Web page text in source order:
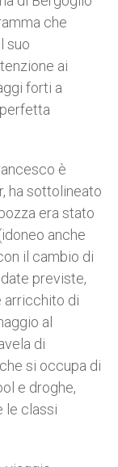
che
suo
ai
forti a
è
ha sottolineato
era stato
anche
il cambio di
previste,
arricchito di
al
di
si occupa di
e droghe,
le classi